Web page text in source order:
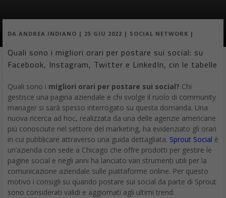
DA ANDREA INDIANO | 25 GIU 2022 | SOCIAL NETWORK |
Quali sono i migliori orari per postare sui social: su
Facebook, Instagram, Twitter e LinkedIn, cin le tabelle
Quali sono i migliori orari per postare sui social? Chi
gestisce una pagina aziendale e chi svolge il ruolo di community
manager si sarà spesso interrogato su questa domanda. Una
nuova ricerca ad hoc, realizzata da una delle agenzie americane
più conosciute nel settore del marketing, ha evidenziato gli orari
in cui pubblicare attraverso una guida dettagliata. Sprout Social è
un’azienda con sede a Chicago che offre prodotti per gestire le
pagine social e negli anni ha lanciato vari strumenti utili per la
comunicazione aziendale sulle piattaforme online. Per questo
motivo i consigli su quando postare sui social da parte di Sprout
sono considerati validi e aggiornati agli ultimi trend.